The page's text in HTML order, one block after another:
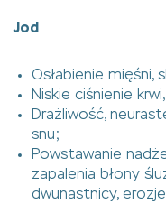
Jod
Osłabienie mięśni,
Niskie ciśnienie
Drażliwość,
snu;
Powstawanie
zapalenia błony
dwunastnicy,